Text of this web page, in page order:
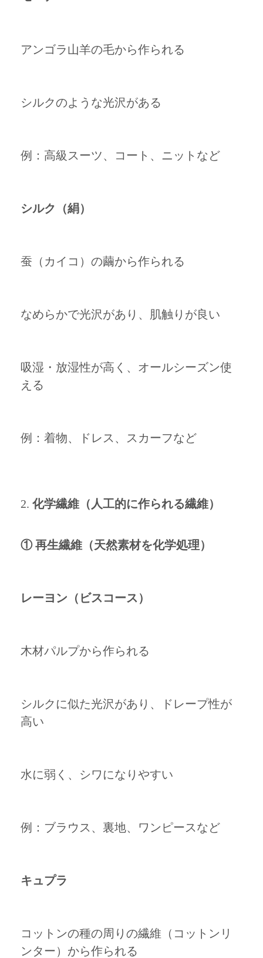
アンゴラ山羊の毛から作られる
シルクのような光沢がある
例：高級スーツ、コート、ニットなど
シルク（絹）
蚕（カイコ）の繭から作られる
なめらかで光沢があり、肌触りが良い
吸湿・放湿性が高く、オールシーズン使
える
例：着物、ドレス、スカーフなど
化学繊維（人工的に作られる繊維）
① 再生繊維（天然素材を化学処理）
レーヨン（ビスコース）
木材パルプから作られる
シルクに似た光沢があり、ドレープ性が
高い
水に弱く、シワになりやすい
例：ブラウス、裏地、ワンピースなど
キュプラ
コットンの種の周りの繊維（コットンリ
ンター）から作られる